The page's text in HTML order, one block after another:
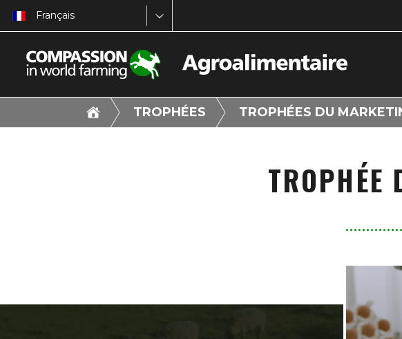
Français
TROPHÉES TROPHÉES DU